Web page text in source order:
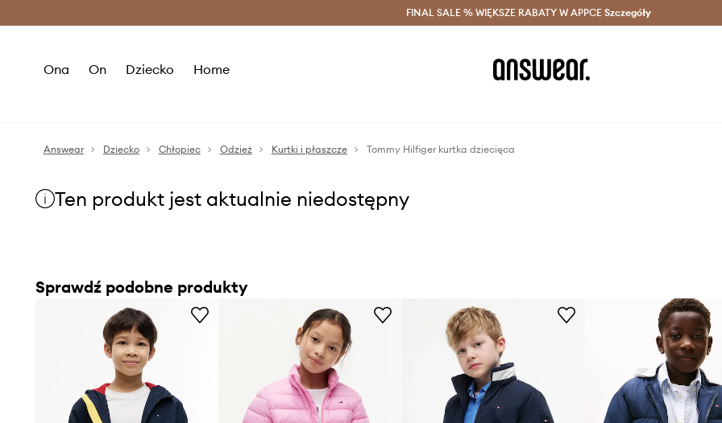
Oszczędzaj z Answear Club > Dostawa nawet w 24h >
FINAL SALE % WIĘKSZE RABATY W APPCE Szczegóły
Ona On Dziecko Home
Answear Dziecko Chłopiec Odzież Kurtki i płaszcze Tommy Hilfiger kurtka dziecięca
Ten produkt jest aktualnie niedostępny
Sprawdź podobne produkty